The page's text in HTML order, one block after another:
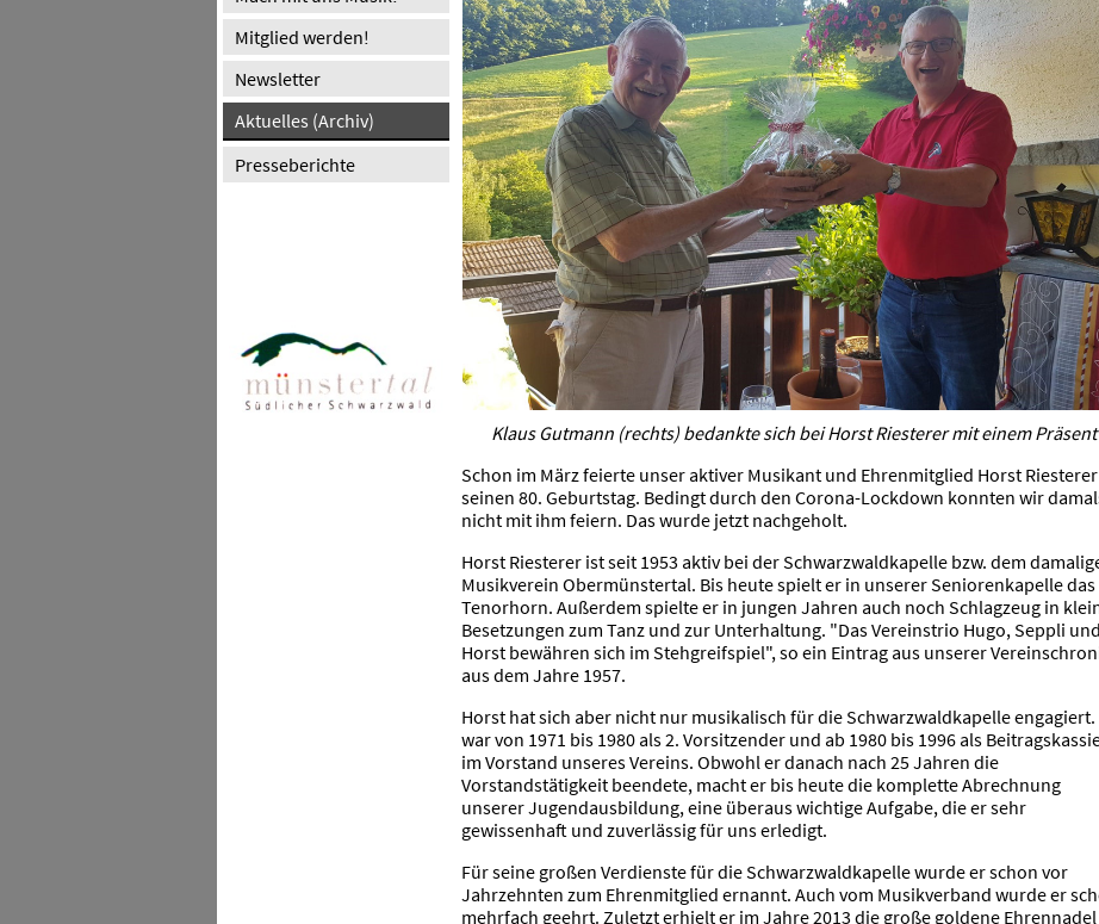
Mitglied werden!
Newsletter
Aktuelles (Archiv)
Presseberichte
Klaus Gutmann (rechts) bedankte sich bei Horst Riesterer mit einem Präsent
Schon im März feierte unser aktiver Musikant und Ehrenmitglied Horst Riesterer
seinen 80. Geburtstag. Bedingt durch den Corona-Lockdown konnten wir
nicht mit ihm feiern. Das wurde jetzt nachgeholt.
Horst Riesterer ist seit 1953 aktiv bei der Schwarzwaldkapelle bzw. dem
Musikverein Obermünstertal. Bis heute spielt er in unserer Seniorenkapelle das
Tenorhorn. Außerdem spielte er in jungen Jahren auch noch Schlagzeug in
Besetzungen zum Tanz und zur Unterhaltung. "Das Vereinstrio Hugo, Seppli und
Horst bewähren sich im Stehgreifspiel", so ein Eintrag aus unserer
aus dem Jahre 1957.
Horst hat sich aber nicht nur musikalisch für die Schwarzwaldkapelle engagiert.
war von 1971 bis 1980 als 2. Vorsitzender und ab 1980 bis 1996 als
im Vorstand unseres Vereins. Obwohl er danach nach 25 Jahren die
Vorstandstätigkeit beendete, macht er bis heute die komplette Abrechnung
unserer Jugendausbildung, eine überaus wichtige Aufgabe, die er sehr
gewissenhaft und zuverlässig für uns erledigt.
Für seine großen Verdienste für die Schwarzwaldkapelle wurde er schon vor
Jahrzehnten zum Ehrenmitglied ernannt. Auch vom Musikverband wurde er
mehrfach geehrt. Zuletzt erhielt er im Jahre 2013 die große goldene Ehrennadel